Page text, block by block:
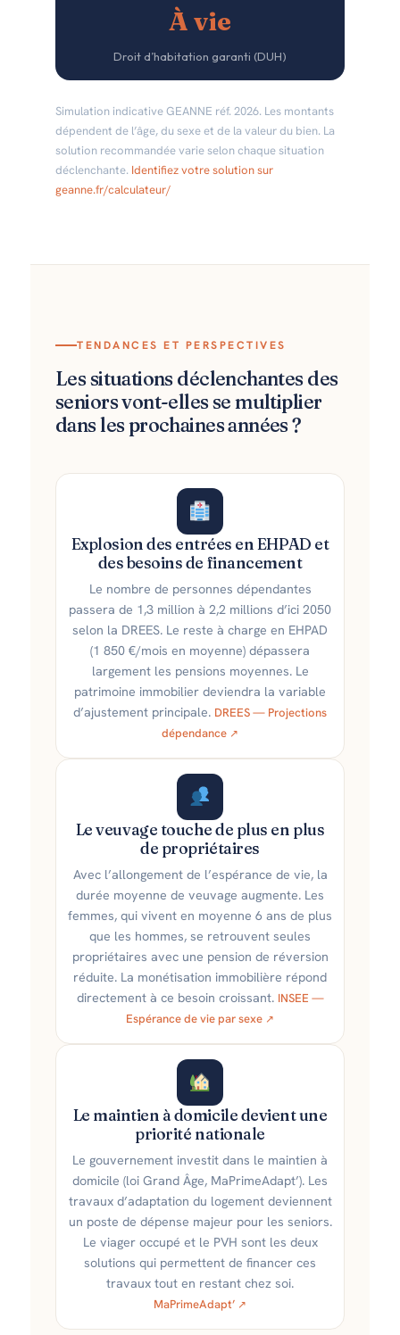
À vie
Droit d’habitation garanti (DUH)
Simulation indicative GEANNE réf. 2026. Les montants
dépendent de l’âge, du sexe et de la valeur du bien. La
solution recommandée varie selon chaque situation
déclenchante. Identifiez votre solution sur
geanne.fr/calculateur/
TENDANCES ET PERSPECTIVES
Les situations déclenchantes des
seniors vont-elles se multiplier
dans les prochaines années ?
Explosion des entrées en EHPAD et
des besoins de financement
Le nombre de personnes dépendantes
passera de 1,3 million à 2,2 millions d’ici 2050
selon la DREES. Le reste à charge en EHPAD
(1 850 €/mois en moyenne) dépassera
largement les pensions moyennes. Le
patrimoine immobilier deviendra la variable
d’ajustement principale. DREES — Projections
dépendance
Le veuvage touche de plus en plus
de propriétaires
Avec l’allongement de l’espérance de vie, la
durée moyenne de veuvage augmente. Les
femmes, qui vivent en moyenne 6 ans de plus
que les hommes, se retrouvent seules
propriétaires avec une pension de réversion
réduite. La monétisation immobilière répond
directement à ce besoin croissant. INSEE —
Espérance de vie par sexe
Le maintien à domicile devient une
priorité nationale
Le gouvernement investit dans le maintien à
domicile (loi Grand Âge, MaPrimeAdapt’). Les
travaux d’adaptation du logement deviennent
un poste de dépense majeur pour les seniors.
Le viager occupé et le PVH sont les deux
solutions qui permettent de financer ces
travaux tout en restant chez soi.
MaPrimeAdapt’